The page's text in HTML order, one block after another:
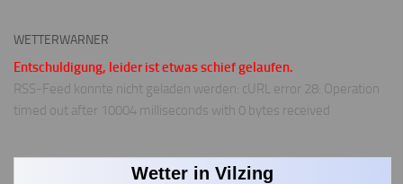
WETTERWARNER
Entschuldigung, leider ist etwas schief gelaufen.
RSS-Feed konnte nicht geladen werden: cURL error 28: Operation
timed out after 10004 milliseconds with 0 bytes received
Wetter in Vilzing